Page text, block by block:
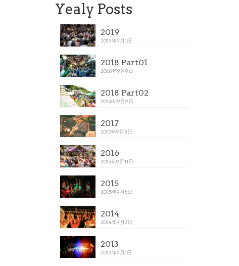
Yealy Posts
2019
2019年9月1日
2018 Part01
2018年9月9日
2018 Part02
2018年9月9日
2017
2017年9月3日
2016
2016年9月11日
2015
2015年9月6日
2014
2014年9月7日
2013
2013年9月1日